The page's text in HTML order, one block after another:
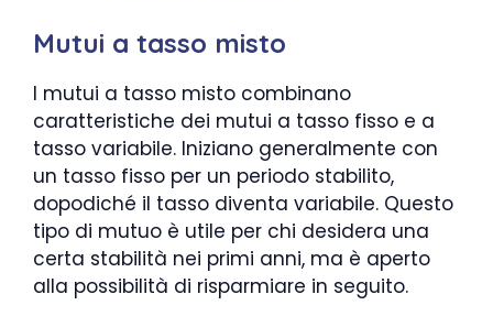
Mutui a tasso misto
I mutui a tasso misto combinano
caratteristiche dei mutui a tasso fisso e a
tasso variabile. Iniziano generalmente con
un tasso fisso per un periodo stabilito,
dopodiché il tasso diventa variabile. Questo
tipo di mutuo è utile per chi desidera una
certa stabilità nei primi anni, ma è aperto
alla possibilità di risparmiare in seguito.